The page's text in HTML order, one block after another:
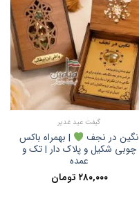
گیفت عید غدیر
نگین در نجف
| بهمراه باکس
چوبی شکیل و پلاک دار | تک و
عمده
۲۸۰,۰۰۰ تومان